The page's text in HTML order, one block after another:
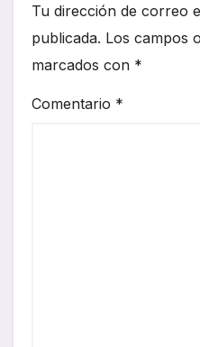
Tu dirección de correo
publicada. Los campos
marcados con *
Comentario *